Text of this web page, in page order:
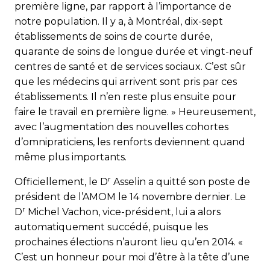
première ligne, par rapport à l’importance de
notre population. Il y a, à Montréal, dix-sept
établissements de soins de courte durée,
quarante de soins de longue durée et vingt-neuf
centres de santé et de services sociaux. C’est sûr
que les médecins qui arrivent sont pris par ces
établissements. Il n’en reste plus ensuite pour
faire le travail en première ligne. » Heureusement,
avec l’augmentation des nouvelles cohortes
d’omnipraticiens, les renforts deviennent quand
même plus importants.
Officiellement, le Dr Asselin a quitté son poste de
président de l’AMOM le 14 novembre dernier. Le
Dr Michel Vachon, vice-président, lui a alors
automatiquement succédé, puisque les
prochaines élections n’auront lieu qu’en 2014. «
C’est un honneur pour moi d’être à la tête d’une